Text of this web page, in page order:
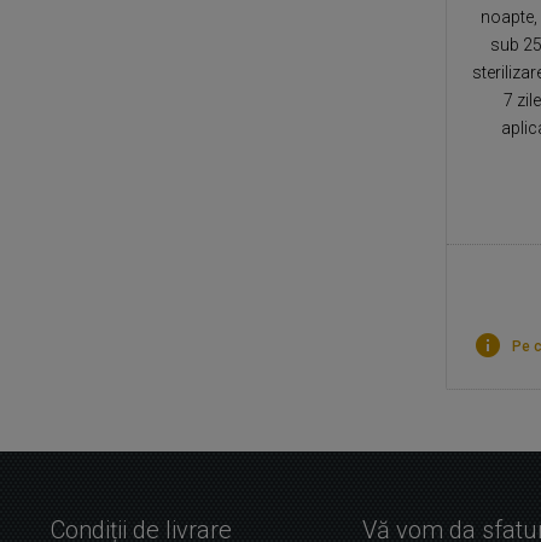
sub
7
Pe
Condiții de livrare Vă vom da